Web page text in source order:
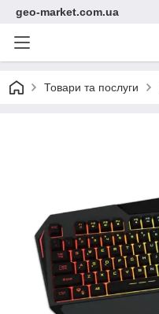
geo-market.com.ua
Товари та послуги